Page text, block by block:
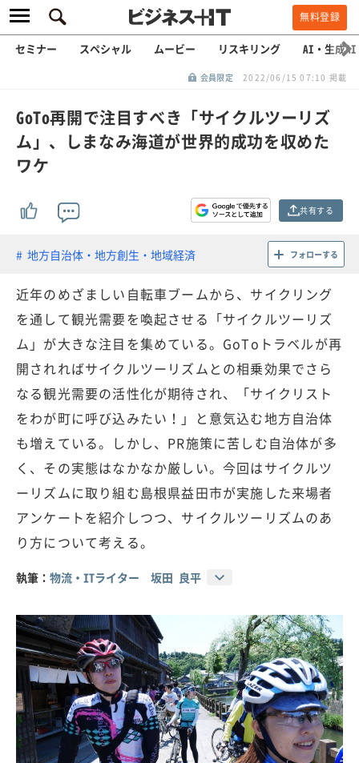
無料登録
セミナー スペシャル ムービー リスキリング AI・生成AI
会員限定 2022/06/15 07:10 掲載
GoTo再開で注目すべき「サイクルツーリズ
ム」、しまなみ海道が世界的成功を収めた
ワケ
共有する
地方自治体・地方創生・地域経済 フォローする
近年のめざましい自転車ブームから、サイクリング
を通して観光需要を喚起させる「サイクルツーリズ
ム」が大きな注目を集めている。GoToトラベルが再
開されればサイクルツーリズムとの相乗効果でさら
なる観光需要の活性化が期待され、「サイクリスト
をわが町に呼び込みたい！」と意気込む地方自治体
も増えている。しかし、PR施策に苦しむ自治体が多
く、その実態はなかなか厳しい。今回はサイクルツ
ーリズムに取り組む島根県益田市が実施した来場者
アンケートを紹介しつつ、サイクルツーリズムのあ
り方について考える。
執筆： 物流・ITライター 坂田 良平